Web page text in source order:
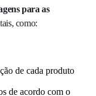
para as
como:
de cada produto
de acordo com o